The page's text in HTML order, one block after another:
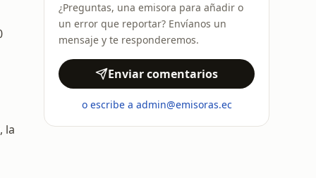
la
¿Preguntas, una emisora para añadir o
un error que reportar? Envíanos un
mensaje y te responderemos.
Enviar comentarios
o escribe a admin@emisoras.ec